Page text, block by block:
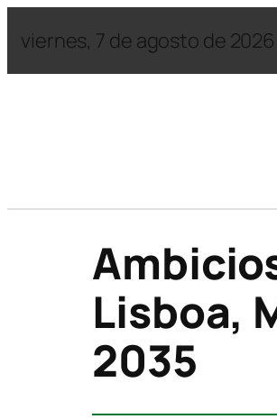
viernes, 7 de agosto de 2026
Lisboa,
2035